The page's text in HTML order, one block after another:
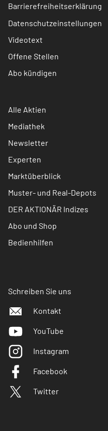
Barrierefreiheitserklärung
Datenschutzeinstellungen
Videotext
Offene Stellen
Abo kündigen
Alle Aktien
Mediathek
Newsletter
Experten
Marktüberblick
Muster- und Real-Depots
DER AKTIONÄR Indizes
Abo und Shop
Bedienhilfen
Schreiben Sie uns
Kontakt
YouTube
Instagram
Facebook
Twitter